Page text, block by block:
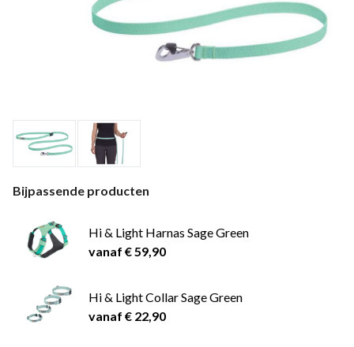
Bijpassende producten
Hi & Light Harnas Sage Green
vanaf € 59,90
Hi & Light Collar Sage Green
vanaf € 22,90